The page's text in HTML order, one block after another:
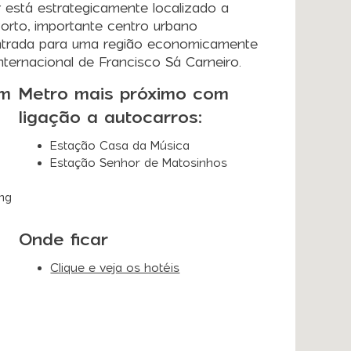
estrategicamente localizado a
importante centro urbano
para uma região economicamente
de Francisco Sá Carneiro.
Metro mais próximo com
ligação a autocarros:
Estação Casa da Música
Estação Senhor de Matosinhos
Onde ficar
Clique e veja os hotéis